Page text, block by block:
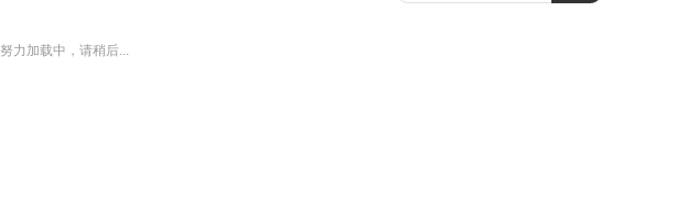
努力加载中，请稍后...